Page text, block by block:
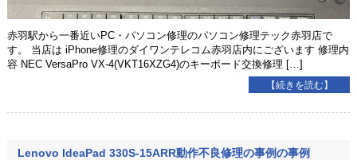
赤羽駅から一番近いPC・パソコン修理のパソコン修理テック赤羽店で
す。 当店は iPhone修理のダイワンテレコム赤羽店内にございます 修理内
容 NEC VersaPro VX-4(VKT16XZG4)のキーボード交換修理 […]
【続きを読む】
Lenovo IdeaPad 330S-15ARR動作不良修理の事例の事例